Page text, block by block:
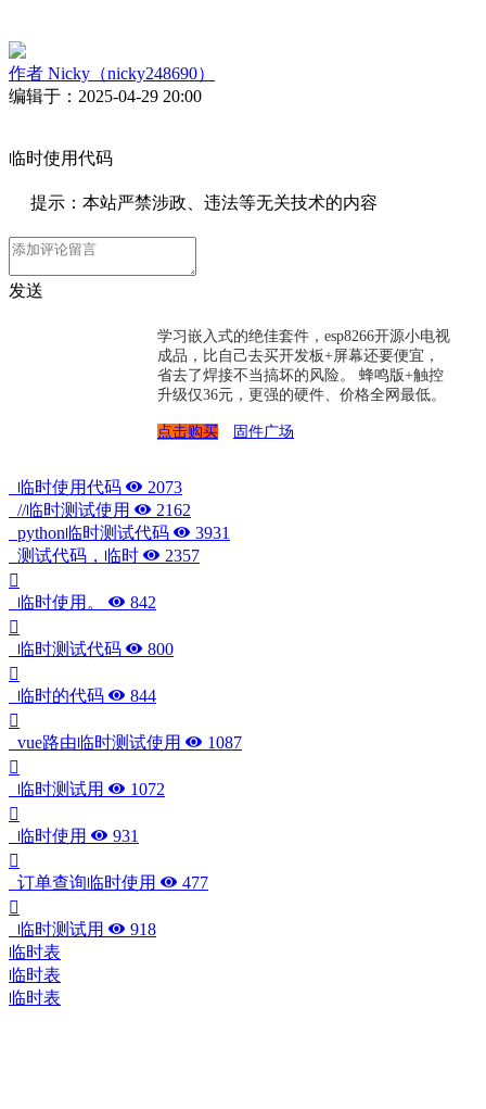
作者 Nicky（nicky248690）
编辑于：2025-04-29 20:00
临时使用代码
提示：本站严禁涉政、违法等无关技术的内容
发送
学习嵌入式的绝佳套件，esp8266开源小电视
成品，比自己去买开发板+屏幕还要便宜，
省去了焊接不当搞坏的风险。 蜂鸣版+触控
升级仅36元，更强的硬件、价格全网最低。
点击购买 固件广场
临时使用代码
2073
//临时测试使用
2162
python临时测试代码
3931
测试代码，临时
2357
临时使用。 842
临时测试代码 800
临时的代码 844
vue路由临时测试使用 1087
临时测试用 1072
临时使用 931
订单查询临时使用 477
临时测试用
918
临时表
临时表
临时表